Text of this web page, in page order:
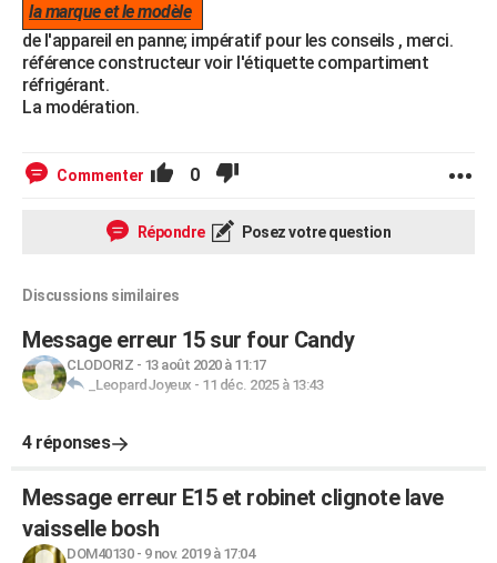
FORUM
Bricolage
Lifestyle
Culture
Sport
Auto
Television
Voyage
Cinema
la marque et le modèle
de l'appareil en panne; impératif pour les conseils , merci.
référence constructeur voir l'étiquette compartiment
réfrigérant.
La modération.
Commenter 0
Répondre Posez votre question
Discussions similaires
Message erreur 15 sur four Candy
CLODORIZ - 13 août 2020 à 11:17
_LeopardJoyeux - 11 déc. 2025 à 13:43
4 réponses
Message erreur E15 et robinet clignote lave
vaisselle bosh
DOM40130- 9 nov. 2019 à 17:04